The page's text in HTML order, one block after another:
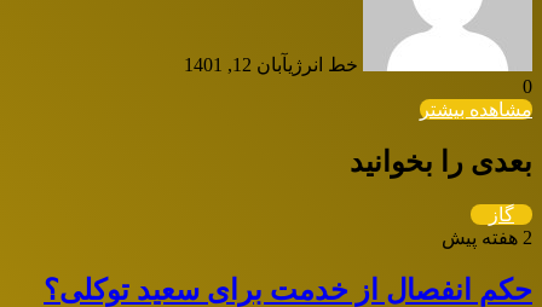
خط انرژیآبان 12, 1401
0
مشاهده بیشتر
بعدی را بخوانید
گاز
2 هفته پیش
حکم انفصال از خدمت برای سعید توکلی؟